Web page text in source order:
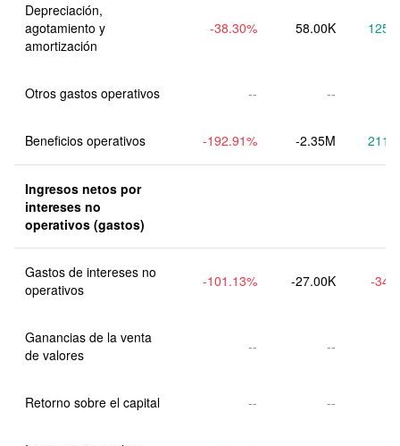
Depreciación,
agotamiento y
amortización
-38.30% 58.00K
Otros gastos operativos -- --
Beneficios operativos -192.91% -2.35M
Ingresos netos por
intereses no
operativos (gastos)
Gastos de intereses no
operativos
-101.13% -27.00K -
Ganancias de la venta
de valores
-- --
Retorno sobre el capital -- --